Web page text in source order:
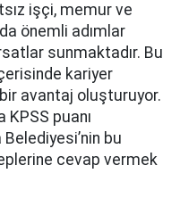
işçi, memur ve
önemli adımlar
sunmaktadır. Bu
kariyer
avantaj oluşturuyor.
puanı
bu
cevap vermek